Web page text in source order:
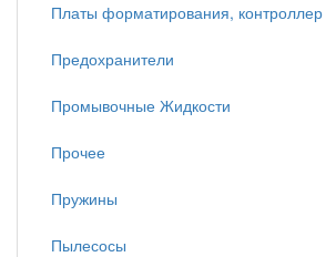
Платы форматирования, контроллер
Предохранители
Промывочные Жидкости
Прочее
Пружины
Пылесосы